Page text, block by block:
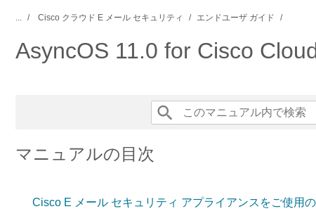
... Cisco クラウド E メール セキュリティ エンドユーザ ガイド
AsyncOS 11.0 for Cisco
マニュアルの目次
Cisco E メール セキュリティ アプライアンスをご使用